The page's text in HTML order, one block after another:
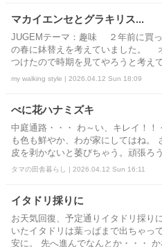
マカイエンセとグラキリス...
JUGEMテーマ：趣味 ２年前に買っ
の春に鉢替えを考えていました。
つけたので時期を見てやろうと考え
my walking style | 2026.04.12 Sun 18:09
べに花ハナミズキ
中庭通路・・・ わ～い、キレイ！！
も色も鮮やか、わが家にしてはね。
皮を剥かないと萎びちゃう。頑張ろ
タマの田舎暮らし | 2026.04.12 Sun 16:11
イタドリ採りに
お天気回復、予定通りイタドリ採り
いたイタドリは葉っぱまで出ちゃっ
安に。 先へ進んでなんとか・・・ か